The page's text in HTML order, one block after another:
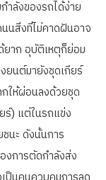
ำลังของรถได้ง่าย
นสิ่งที่ไม่คาดฝันอาจ
ยาก อุบัติเหตุก็ย่อม
ยนต์มายังชุดเกียร์
ให้ผ่อนลงด้วยชุด
ร์) แต่ในรถแข่ง
ชนะ ดังนั้นการ
งการตัดกำลังส่ง
ป็นคนควบคุมการลด